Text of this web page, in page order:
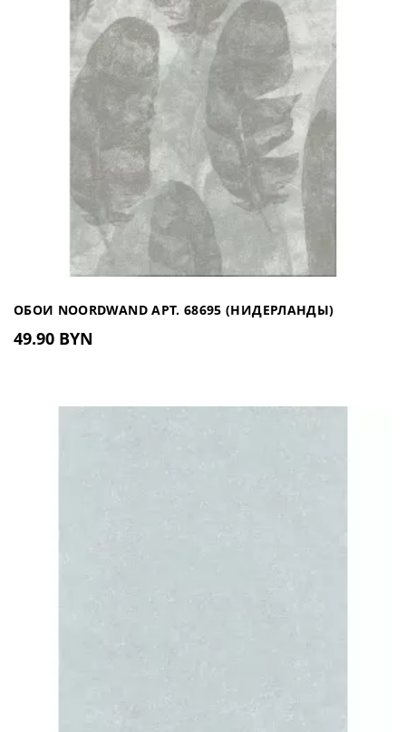
ОБОИ NOORDWAND АРТ. 68695 (НИДЕРЛАНДЫ)
49.90 BYN